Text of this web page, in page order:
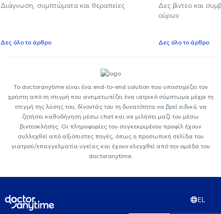
Διάγνωση, συμπτώματα και θεραπείες
Δες όλο το άρθρο
Δες βίντεο και
ούρων
Δες όλο το άρθρο
Το doctoranytime είναι ένα end-to-end solution που υποστηρίζει τον
χρήστη από τη στιγμή που αντιμετωπίζει ένα ιατρικό σύμπτωμα μέχρι τη
στιγμή της λύσης του, δίνοντάς του τη δυνατότητα να βρεί ειδικό, να
ζητήσει καθοδήγηση μέσω chat και να μιλήσει μαζί του μέσω
βιντεοκλήσης. Οι πληροφορίες του συγκεκριμένου προφίλ έχουν
συλλεχθεί από αξιόπιστες πηγές, όπως η προσωπική σελίδα του
γιατρού/επαγγελματία υγείας και έχουν ελεγχθεί από την ομάδα του
doctoranytime.
EL